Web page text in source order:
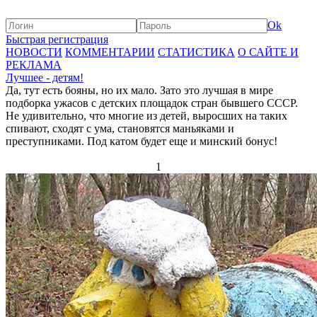
Ok
Быстрая регистрация
НОВОСТИ КОММЕНТАРИИ СТАТИСТИКА О САЙТЕ И
РЕКЛАМА
Лучшее - детям!
Да, тут есть бояны, но их мало. Зато это лучшая в мире
подборка ужасов с детских площадок стран бывшего СССР.
Не удивительно, что многие из детей, выросших на таких
спивают, сходят с ума, становятся маньяками и
преступниками. Под катом будет еще и минский бонус!
1